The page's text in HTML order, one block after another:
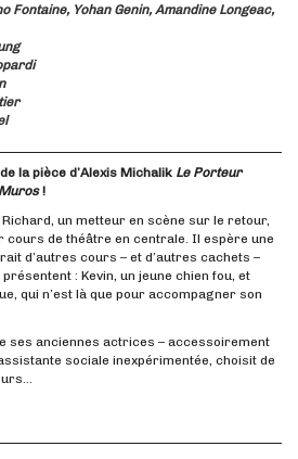
Fontaine, Yohan Genin, Amandine Longeac,
la pièce d’Alexis Michalik Le Porteur
!
Richard, un metteur en scène sur le retour,
cours de théâtre en centrale. Il espère une
d’autres cours – et d’autres cachets –
: Kevin, un jeune chien fou, et
qui n’est là que pour accompagner son
ses anciennes actrices – accessoirement
sociale inexpérimentée, choisit de